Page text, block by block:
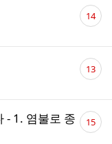
댓
글14
댓
글13
- 1. 염불로 종 댓
글15